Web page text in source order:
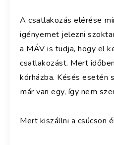
A csatlakozás elérése
igényemet jelezni
a MÁV is tudja, hogy el
csatlakozást. Mert
kórházba. Késés esetén
már van egy, így nem
Mert kiszállni a csúcson